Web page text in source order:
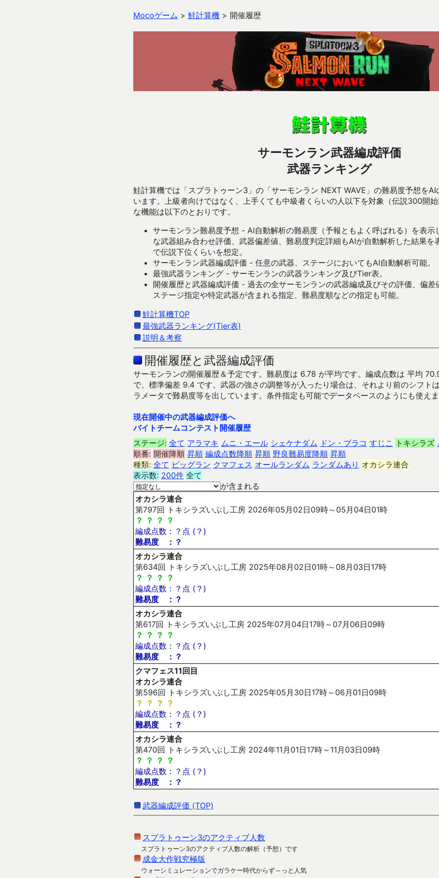
Mocoゲーム > 鮭計算機 > 開催履歴
サーモンラン武器編成評価
武器ランキング
鮭計算機では「スプラトゥーン3」の「サーモンラン NEXT WAVE」の難易度予想を
います。上級者向けではなく、上手くても中級者くらいの人以下を対象（伝説300開
な機能は以下のとおりです。
サーモンラン難易度予想 - AI自動解析の難易度（予報ともよく呼ばれる）を表示
な武器組み合わせ評価、武器偏差値、難易度判定詳細もAIが自動解析した結果を
で伝説下位くらいを想定。
サーモンラン武器編成評価 - 任意の武器、ステージにおいてもAI自動解析可能。
最強武器ランキング - サーモンランの武器ランキング及びTier表。
開催履歴と武器編成評価 - 過去の全サーモンランの武器編成及びその評価、偏差
ステージ指定や特定武器が含まれる指定、難易度順などの指定も可能。
鮭計算機TOP
最強武器ランキング(Tier表)
説明＆考察
開催履歴と武器編成評価
サーモンランの開催履歴＆予定です。難易度は 6.78 が平均です。編成点数は 平均
で、標準偏差 9.4 です。武器の強さの調整等が入ったり場合は、それより前のシフト
ラメータで難易度等を出しています。条件指定も可能でデータベースのようにも使え
現在開催中の武器編成評価へ
バイトチームコンテスト開催履歴
ステージ: 全て アラマキ ムニ・エール シェケナダム ドン・ブラコ すじこ トキシラズ
順番: 開催降順 昇順 編成点数降順 昇順 野良難易度降順 昇順
種類: 全て ビッグラン クマフェス オールランダム ランダムあり オカシラ連合
表示数: 200件 全て
が含まれる
オカシラ連合
第797回 トキシラズいぶし工房 2026年05月02日09時～05月04日01時
？ ？ ？ ？
編成点数：？点 (？)
難易度 ：？
オカシラ連合
第634回 トキシラズいぶし工房 2025年08月02日01時～08月03日17時
？ ？ ？ ？
編成点数：？点 (？)
難易度 ：？
オカシラ連合
第617回 トキシラズいぶし工房 2025年07月04日17時～07月06日09時
？ ？ ？ ？
編成点数：？点 (？)
難易度 ：？
クマフェス11回目
オカシラ連合
第596回 トキシラズいぶし工房 2025年05月30日17時～06月01日09時
？ ？ ？ ？
編成点数：？点 (？)
難易度 ：？
オカシラ連合
第470回 トキシラズいぶし工房 2024年11月01日17時～11月03日09時
？ ？ ？ ？
編成点数：？点 (？)
難易度 ：？
武器編成評価 (TOP)
スプラトゥーン3のアクティブ人数
スプラトゥーン3のアクティブ人数の解析（予想）です
成金大作戦究極版
ウォーシミュレーションでガラケー時代からず～っと人気